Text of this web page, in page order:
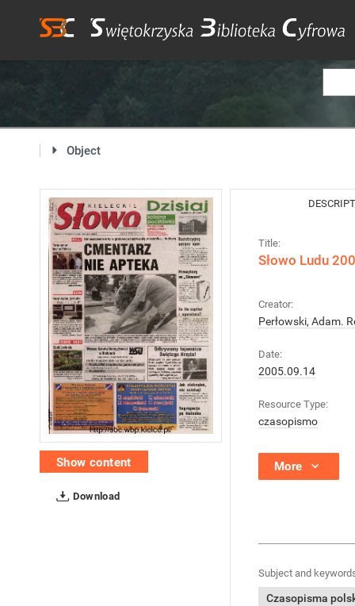
Object
Show content
Download
Title:
Słowo Ludu
Creator:
Perłowski, Adam.
Date:
2005.09.14
Resource Type:
czasopismo
More
Subject and
Czasopisma